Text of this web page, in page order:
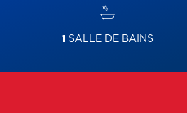
1 SALLE DE BAINS